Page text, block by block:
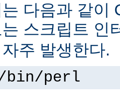
다음과 같이
스크립트 인
주 발생한다.
bin/perl